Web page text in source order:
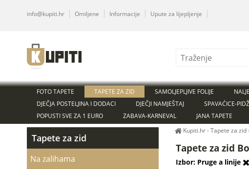
Tapete za zid
Izbor: Pruge a linije
Tapete za zid
Na zalihama
FOTO TAPETE TAPETE ZA ZID SAMOLJEPLJIVE FOLIJE
DJEČJA POSTELJINA I DODACI
DJEČJI NAMJEŠTAJ SPAVAĆICE-
POPUSTI SVE ZA 1 EURO
ZABAVA-KARNEVAL JANA TAPETE
Kupiti.hr›Tapete za zid
info@kupiti.hr Omiljene Informacije Upute za lijepljenje